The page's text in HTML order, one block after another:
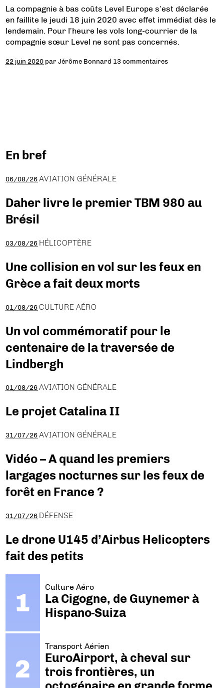
La compagnie à bas coûts Level Europe s’est déclarée
en faillite le jeudi 18 juin 2020 avec effet immédiat dès le
lendemain. Pour l’heure les vols long-courrier de la
compagnie sœur Level ne sont pas concernés.
22 juin 2020 parJérôme Bonnard 13 commentaires
En bref
06/08/26 AVIATION GÉNÉRALE
Daher livre le premier TBM 980 au
Brésil
03/08/26 HÉLICOPTÈRE
Une collision en vol sur les feux en
Grèce a fait deux morts
01/08/26 CULTURE AÉRO
Un vol commémoratif pour le
centenaire de la traversée de
Lindbergh
01/08/26 AVIATION GÉNÉRALE
Le projet Catalina II
31/07/26 AVIATION GÉNÉRALE
Vidéo – A quand les premiers
largages nocturnes sur les feux de
forêt en France ?
31/07/26 DÉFENSE
Le drone U145 d’Airbus Helicopters
fait des petits
Culture Aéro
La Cigogne, de Guynemer à
Hispano-Suiza
Transport Aérien
EuroAirport, à cheval sur
trois frontières, un